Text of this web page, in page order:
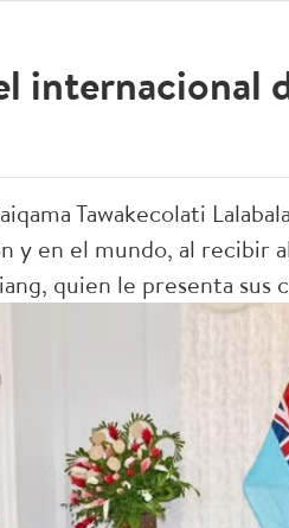
internacional
Tawakecolati
en el mundo, al recibir
quien le presenta sus